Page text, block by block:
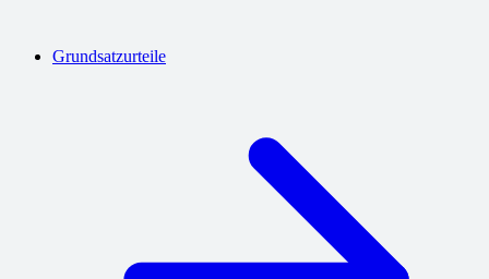
Grundsatzurteile